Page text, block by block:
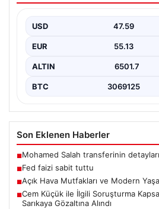
USD 47.59
EUR 55.13
ALTIN 6501.7
BTC 3069125
Son Eklenen Haberler
■Mohamed Salah transferinin detayları
■Fed faizi sabit tuttu
■Açık Hava Mutfakları ve Modern
■Cem Küçük ile İlgili Soruşturma
Sarıkaya Gözaltına Alındı